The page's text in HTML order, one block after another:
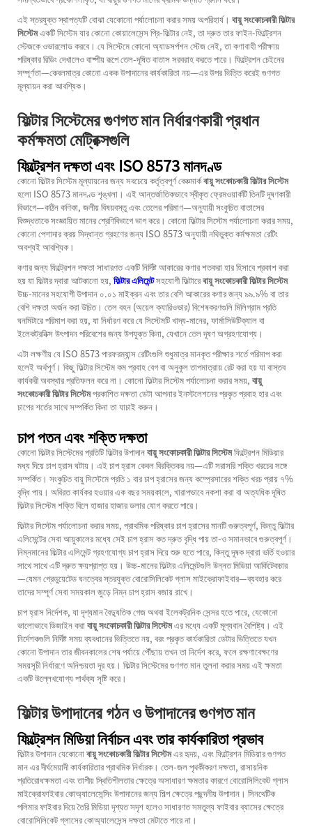
এই স্তরযুক্ত স্থাপত্যটি বোঝা যেকোনো পর্যালোচনা করার সময় অপরিহার্য। বায়ু সংকোচকারী ফিল্টার
সিস্টেমএকটি সিস্টেম যার কোনো কোয়ালেসেন্স প্রি-ফিল্টার নেই, তা দ্রুত তার ফাইন-ফিল্ট্রেশন
স্টেজকে ওভারলোড করবে। যে সিস্টেমে কোনো অ্যাডসর্পশন স্টেজ নেই, তা কণাবাহী পরীক্ষায়
পরিষ্কার রিডিং দেখালেও বাষ্পীয় রূপে তেল-দূষিত বাতাস সরবরাহ করতে পারে। ফিল্ট্রেশন চেইনের
সম্পূর্ণতা—কেবলমাত্র কোনো একক উপাদানের কার্যকারিতা নয়—এর উপর ভিত্তি করেই গুণগত
মূল্যায়ন করা আবশ্যিক।
ফিল্টার সিস্টেমের গুণগত মান নির্ধারণকারী প্রধান
কর্মক্ষমতা মেট্রিক্সগুলি
ফিল্ট্রেশন দক্ষতা এবং ISO 8573 মানদণ্ড
কোনো ফিল্টার সিস্টেম মূল্যায়নের জন্য সবচেয়ে কর্তৃত্বপূর্ণ বেঞ্চমার্কবায়ু সংকোচকারী ফিল্টার সিস্টেম
হলো ISO 8573 মানদণ্ড শৃঙ্খলা। এই আন্তর্জাতিকভাবে স্বীকৃত ফ্রেমওয়ার্কটি তিনটি দূষণকারী
বিভাগে—কঠিন কণিকা, জলীয় বিষয়বস্তু এবং তেলের পরিমাণ—অনুযায়ী সংকুচিত বাতাসের
বিশুদ্ধতাকে সংজ্ঞায়িত মানের শ্রেণিবিভাগে ভাগ করে। কোনো ফিল্টার সিস্টেম পর্যালোচনা করার সময়,
কোনো পেশাদার ক্রয় সিদ্ধান্ত গ্রহণের জন্য ISO 8573 অনুযায়ী নথিভুক্ত কর্মক্ষমতা রেটিং
অবশ্যই আবশ্যিক।
কণার জন্য ফিল্ট্রেশন দক্ষতা সাধারণত একটি নির্দিষ্ট আকারের কণার শতকরা হার হিসাবে প্রকাশ করা
হয় যা ফিল্টার দ্বারা আটকানো হয়, ফিল্টার এলিমেন্টসহযোগী ফিল্টারেবায়ু সংকোচকারী ফিল্টার সিস্টেম
উচ্চ-মানের সহযোগী উপাদান ০.০১ মাইক্রন এবং তার বেশি আকারের কণার জন্য ৯৯.৯% বা তার
বেশি দক্ষতা অর্জন করা উচিত। তেল বহন (অয়েল ক্যারিওভার) বিশেষকরণগুলি মিলিগ্রাম প্রতি
ঘনমিটারে পরিমাপ করা হয়, যা নির্ধারণ করে যে সিস্টেমটি খাদ্য-মানের, ফার্মাসিউটিক্যাল বা
ইলেকট্রনিক্স উৎপাদন পরিবেশের জন্য উপযুক্ত কিনা, যেখানে তেল দূষণ অগ্রহণযোগ্য।
এটা লক্ষণীয় যে ISO 8573 পারফরম্যান্স রেটিংগুলি শুধুমাত্র মানকৃত পরীক্ষার শর্তে পরিমাপ করা
হলেই অর্থপূর্ণ। কিছু ফিল্টার সিস্টেম কম প্রবাহ বেগ বা অনুকূল তাপমাত্রায় রেট করা হয় যা বাস্তব
কার্যকরী অবস্থার প্রতিফলন করে না। কোনো ফিল্টার সিস্টেম পর্যালোচনা করার সময়, বায়ু
সংকোচকারী ফিল্টার সিস্টেমপ্রকাশিত দক্ষতা ডেটা আপনার ইনস্টলেশনের প্রকৃত প্রবাহ হার এবং
চাপের শর্তের সাথে সম্পর্কিত কিনা তা যাচাই করুন।
চাপ পতন এবং শক্তি দক্ষতা
কোনো ফিল্টার সিস্টেমের প্রতিটি ফিল্টার উপাদানবায়ু সংকোচকারী ফিল্টার সিস্টেমফিল্ট্রেশন মিডিয়ার
মধ্য দিয়ে চাপ হ্রাস ঘটায়। এই চাপ হ্রাস কেবল বিরক্তিকর নয়—এটি সরাসরি শক্তি খরচের সঙ্গে
সম্পর্কিত। সংকুচিত বায়ু সিস্টেমে প্রতি ১ বার চাপ হ্রাসের জন্য কম্প্রেসারের শক্তি খরচ প্রায় ৭%
বৃদ্ধি পায়। অবিরত কার্যকর হওয়ার এক বছর সময়কালে, খারাপভাবে নকশা করা বা অত্যধিক দূষিত
ফিল্টার সিস্টেম শক্তি বিলে হাজার হাজার ডলার যোগ করতে পারে।
ফিল্টার সিস্টেম পর্যালোচনা করার সময়, প্রাথমিক পরিষ্কার চাপ হ্রাসের মানটি গুরুত্বপূর্ণ, কিন্তু ফিল্টার
এলিমেন্টের সেবা আয়ুকালের মধ্যে সেই চাপ হ্রাস কত দ্রুত বৃদ্ধি পায় তা-ও সমানভাবে গুরুত্বপূর্ণ।
নিম্নমানের ফিল্টার এলিমেন্ট গ্রহণযোগ্য চাপ হ্রাস দিয়ে শুরু হতে পারে, কিন্তু দূষক দ্বারা ভর্তি হওয়ার
সাথে সাথে এটি দ্রুত ক্ষয়প্রাপ্ত হয়। উচ্চ-মানের ফিল্টার এলিমেন্টগুলি উন্নত মিডিয়া আর্কিটেকচার
—যেমন গ্রেডুয়েটেড ঘনত্বের স্তরযুক্ত বোরোসিলিকেট গ্লাস মাইক্রোফাইবার—ব্যবহার করে
তাদের সম্পূর্ণ সেবা সময়কাল জুড়ে নিম্ন চাপ হ্রাস বজায় রাখে।
চাপ হ্রাস নির্দেশক, যা দৃশ্যমান বৈদ্যুতিক গেজ অথবা ইলেকট্রনিক সেন্সর হতে পারে, যেকোনো
ভালোভাবে ডিজাইন করাবায়ু সংকোচকারী ফিল্টার সিস্টেমএর মধ্যে একটি মূল্যবান বৈশিষ্ট্য। এই
নির্দেশকগুলি নির্দিষ্ট সময় ব্যবধানের ভিত্তিতে নয়, বরং প্রকৃত কার্যকারিতা ডেটার ভিত্তিতে যখন
কোনো উপাদান তার জীবনকালের শেষ পর্যায়ে পৌঁছায় তখন তা নির্দেশ করে, ফলে রক্ষণাবেক্ষণের
সময়সূচী নির্ধারণে অনিশ্চয়তা দূর হয়। ফিল্টার সিস্টেমের গুণগত মান তুলনা করার সময় এই ক্ষমতা
একটি উল্লেখযোগ্য পার্থক্য সৃষ্টি করে।
ফিল্টার উপাদানের গঠন ও উপাদানের গুণগত মান
ফিল্ট্রেশন মিডিয়া নির্বাচন এবং তার কার্যকারিতা প্রভাব
ফিল্টার উপাদান যেকোনোবায়ু সংকোচকারী ফিল্টার সিস্টেমএর হৃদয়, এবং ফিল্ট্রেশন মিডিয়ার গুণগত
মান এর দীর্ঘমেয়াদী কার্যকারিতার প্রাথমিক নির্ধারক। তেল-জল পৃথকীকরণ দক্ষতা, রাসায়নিক
প্রতিরোধক্ষমতা এবং তাপীয় স্থিতিশীলতার ক্ষেত্রে অসাধারণ ক্ষমতার কারণে বোরোসিলিকেট গ্লাস
মাইক্রোফাইবার কোঅ্যালেসেন্সিং উপাদানের জন্য শিল্প ক্ষেত্রে পছন্দনীয় উপাদান। সিনথেটিক
পলিমার ফাইবার দিয়ে তৈরি মিডিয়া দৃশ্যত সদৃশ হলেও সাধারণত সমতুল্য ফাইবার ব্যাসের ক্ষেত্রে
বোরোসিলিকেট গ্লাসের কোঅ্যালেসেন্স দক্ষতা মেটাতে পারে না।